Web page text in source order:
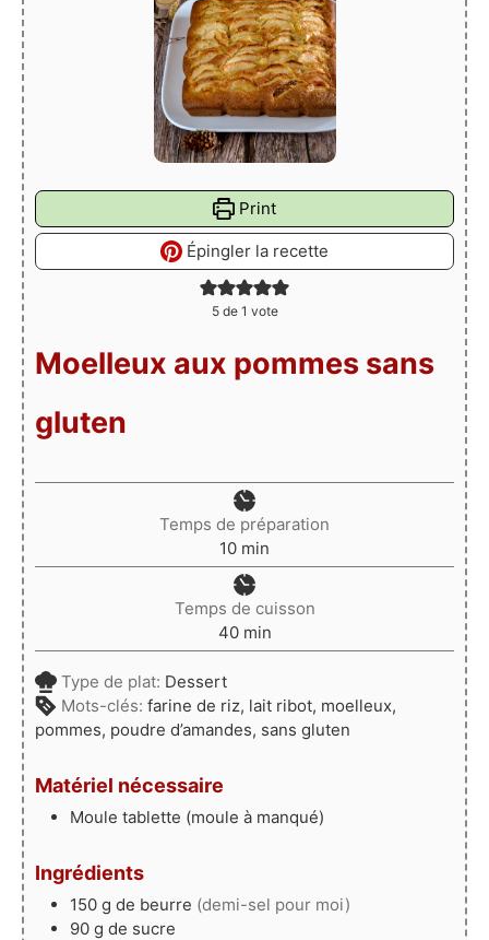
Print
Épingler la recette
5de 1 vote
Moelleux aux pommes sans
gluten
Temps de préparation
10minutes
min
Temps de cuisson
40minutes
min
Type de plat: Dessert
Mots-clés: farine de riz, lait ribot, moelleux,
pommes, poudre d’amandes, sans gluten
Matériel nécessaire
Moule tablette (moule à manqué)
Ingrédients
150 g de beurre (demi-sel pour moi)
90 g de sucre